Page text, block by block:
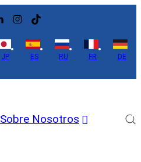
JP ES RU FR DE
Sobre Nosotros